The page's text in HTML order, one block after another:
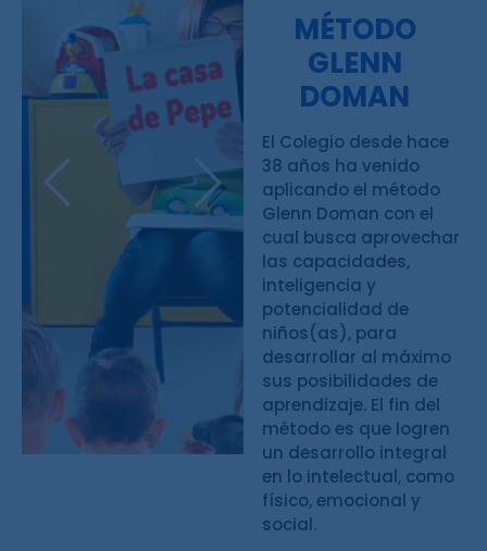
MÉTODO
GLENN
DOMAN
El Colegio desde hace
38 años ha venido
aplicando el método
Glenn Doman con el
cual busca aprovechar
las capacidades,
inteligencia y
potencialidad de
niños(as), para
desarrollar al máximo
sus posibilidades de
aprendizaje. El fin del
método es que logren
un desarrollo integral
en lo intelectual, como
físico, emocional y
social.